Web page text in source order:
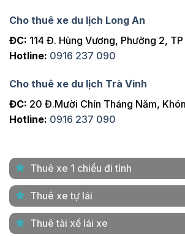
Cho thuê xe du lịch Long An
ĐC: 114 Đ. Hùng Vương, Phường 2,
Hotline: 0916 237 090
Cho thuê xe du lịch Trà Vinh
ĐC: 20 Đ.Mười Chín Tháng Năm,
Hotline: 0916 237 090
Thuê xe 1 chiều đi tỉnh
Thuê xe tự lái
Thuê tài xế lái xe